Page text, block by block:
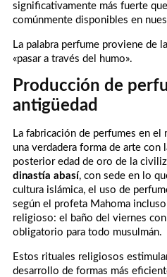
significativamente más fuerte
comúnmente disponibles en
La palabra perfume proviene de
«pasar a través del humo».
Producción de
antigüedad
La fabricación de perfumes en
una verdadera forma de arte con
posterior edad de oro de la
dinastía abasí, con sede en lo
cultura islámica, el uso de
según el profeta Mahoma
religioso: el baño del viernes
obligatorio para todo musulmán.
Estos rituales religiosos
desarrollo de formas más